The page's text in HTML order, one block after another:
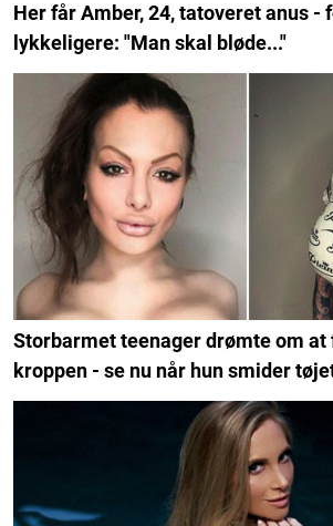
Her får Amber, 24, tatoveret anus -
lykkeligere: "Man skal bløde..."
Storbarmet teenager drømte om
kroppen - se nu når hun smider